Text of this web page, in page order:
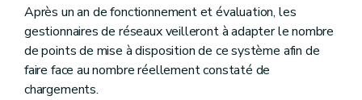
Après un an de fonctionnement et évaluation, les
gestionnaires de réseaux veilleront à adapter le nombre
de points de mise à disposition de ce système afin de
faire face au nombre réellement constaté de
chargements.